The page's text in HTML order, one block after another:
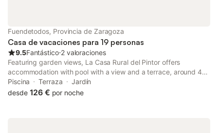
Fuendetodos, Provincia de Zaragoza
Casa de vacaciones para 19 personas
9.5Fantástico⋅2 valoraciones
Featuring garden views, La Casa Rural del Pintor offers
accommodation with pool with a view and a terrace, around 47
km from Zaragoza-Delicias. With city views, this
accommodation provides a patio.
Piscina Terraza
Jardín
desde 126 € por noche